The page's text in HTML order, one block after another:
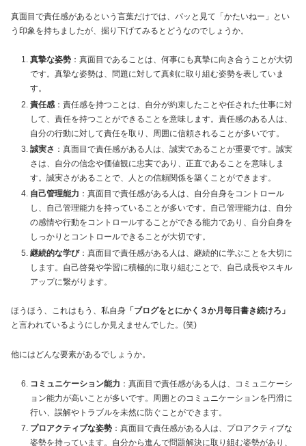
真面目で責任感があるという言葉だけでは、パッと見て「かたいねー」とい
う印象を持ちましたが、掘り下げてみるとどうなのでしょうか。
真摯な姿勢 ：真面目であることは、何事にも真摯に向き合うことが大切
です。真摯な姿勢は、問題に対して真剣に取り組む姿勢を表していま
す。
責任感 ：責任感を持つことは、自分が約束したことや任された仕事に対
して、責任を持つことができることを意味します。責任感のある人は、
自分の行動に対して責任を取り、周囲に信頼されることが多いです。
誠実さ ：真面目で責任感がある人は、誠実であることが重要です。誠実
さは、自分の信念や価値観に忠実であり、正直であることを意味しま
す。誠実さがあることで、人との信頼関係を築くことができます。
自己管理能力 ：真面目で責任感がある人は、自分自身をコントロール
し、自己管理能力を持っていることが多いです。自己管理能力は、自分
の感情や行動をコントロールすることができる能力であり、自分自身を
しっかりとコントロールできることが大切です。
継続的な学び：真面目で責任感がある人は、継続的に学ぶことを大切に
します。自己啓発や学習に積極的に取り組むことで、自己成長やスキル
アップに繋がります。
ほうほう、これはもう、私自身 「ブログをとにかく３か月毎日書き続けろ」
と言われているようにしか見えませんでした。(笑)
他にはどんな要素があるでしょうか。
コミュニケーション能力 ：真面目で責任感がある人は、コミュニケーシ
ョン能力が高いことが多いです。周囲とのコミュニケーションを円滑に
行い、誤解やトラブルを未然に防ぐことができます。
プロアクティブな姿勢 ：真面目で責任感がある人は、プロアクティブな
姿勢を持っています。自分から進んで問題解決に取り組む姿勢があり、